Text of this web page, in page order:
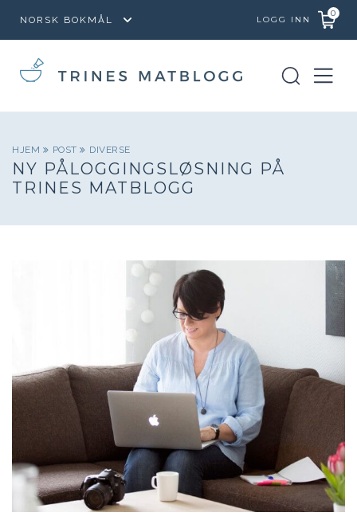
LOGG INN
0
HJEM POST DIVERSE
NY PÅLOGGINGSLØSNING PÅ
TRINES MATBLOGG